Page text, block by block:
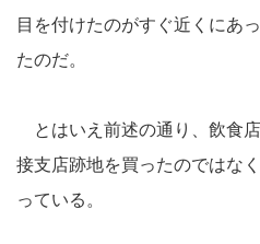
目を付けたのがすぐ近くにあ
たのだ。
とはいえ前述の通り、飲食
接支店跡地を買ったのではな
っている。